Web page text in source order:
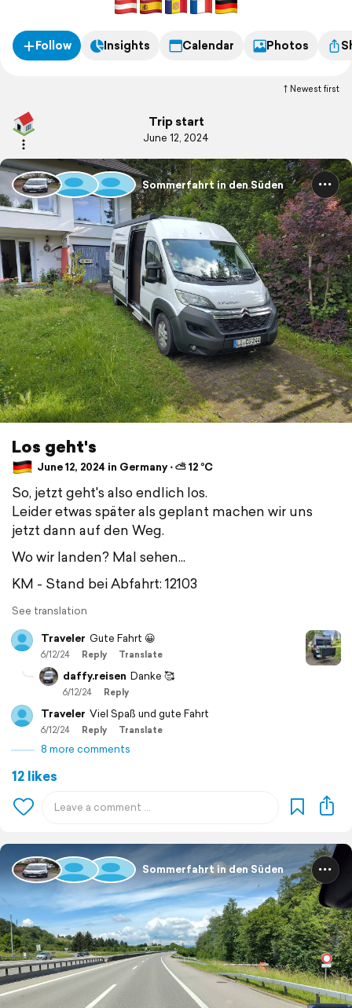
Follow Insights Calendar Photos
Newest first
Trip start
June 12, 2024
Sommerfahrt in den Süden
Los geht's
June 12, 2024 in Germany ⋅ ⛅ 12 °C
So, jetzt geht's also endlich los.
Leider etwas später als geplant machen wir uns
jetzt dann auf den Weg.
Wo wir landen? Mal sehen...
KM - Stand bei Abfahrt: 12103
See translation
Traveler Gute Fahrt 😀
6/12/24 Reply Translate
daffy.reisen Danke 🥰
6/12/24 Reply
Traveler Viel Spaß und gute Fahrt
6/12/24 Reply Translate
8 more comments
12 likes
Sommerfahrt in den Süden